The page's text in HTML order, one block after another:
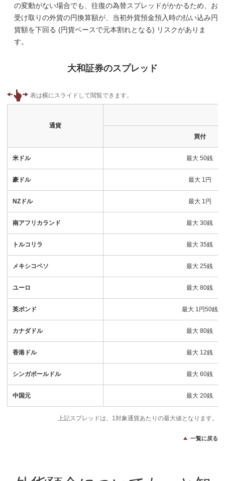
の変動がない場合でも、往復の為替スプレッドがかかるため、お
受け取りの外貨の円換算額が、当初外貨預金預入時の払い込み円
貨額を下回る (円貨ベースで元本割れとなる) リスクがありま
す。
大和証券のスプレッド
通貨
買付
米ドル 最大 50銭
豪ドル 最大 1円
NZドル 最大 1円
南アフリカランド 最大 30銭
トルコリラ 最大 35銭
メキシコペソ 最大 25銭
ユーロ 最大 80銭
英ポンド 最大 1円50銭
カナダドル 最大 80銭
香港ドル 最大 12銭
シンガポールドル 最大 60銭
中国元 最大 20銭
上記スプレッドは、1対象通貨あたりの最大値となります。
一覧に戻る